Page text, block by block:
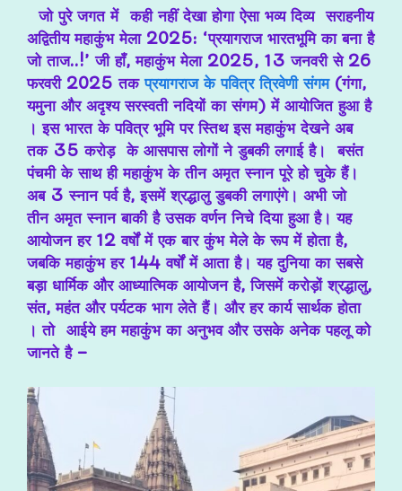
जो पुरे जगत में कही नहीं देखा होगा ऐसा भव्य दिव्य सराहनीय
अद्वितीयमहाकुंभ मेला 2025: ‘प्रयागराज भारतभूमि का बना है
जो ताज..!’ जी हाँ, महाकुंभ मेला 2025, 13 जनवरी से 26
फरवरी 2025 तकप्रयागराज के पवित्र त्रिवेणी संगम(गंगा,
यमुना और अदृश्य सरस्वती नदियों का संगम) में आयोजित हुआ है
। इस भारत के पवित्र भूमि पर स्तिथ इस महाकुंभ देखने अब
तक 35 करोड़ के आसपास लोगों ने डुबकी लगाई है। बसंत
पंचमी के साथ ही महाकुंभ के तीन अमृत स्नान पूरे हो चुके हैं।
अब 3 स्नान पर्व है, इसमें श्रद्धालु डुबकी लगाएंगे। अभी जो
तीन अमृत स्नान बाकी है उसक वर्णन निचे दिया हुआ है। यह
आयोजन हर 12 वर्षों में एक बार कुंभ मेले के रूप में होता है,
जबकि महाकुंभ हर 144 वर्षों में आता है। यह दुनिया का सबसे
बड़ा धार्मिक और आध्यात्मिक आयोजन है, जिसमें करोड़ों श्रद्धालु,
संत, महंत और पर्यटक भाग लेते हैं। और हर कार्य सार्थक होता
। तो आईये हम महाकुंभ का अनुभव और उसके अनेक पहलू को
जानते है –